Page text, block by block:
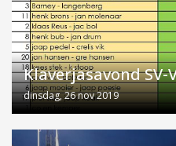
Klaverjasavond SV-
dinsdag, 26 nov 2019